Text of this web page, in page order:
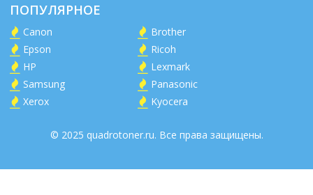
ПОПУЛЯРНОЕ
Canon
Brother
Epson
Ricoh
HP
Lexmark
Samsung
Panasonic
Xerox
Kyocera
© 2025 quadrotoner.ru. Все права защищены.